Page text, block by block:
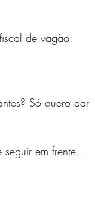
de vagão.
Só quero dar
em frente.